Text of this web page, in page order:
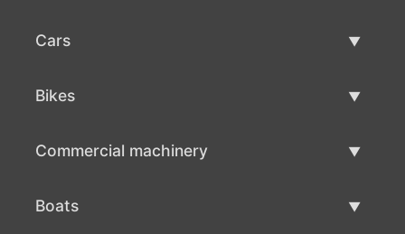
Cars
Bikes
Commercial machinery
Boats